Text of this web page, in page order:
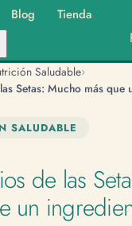
Blog Tienda
Saludable›
SALUDABLE
de las
un